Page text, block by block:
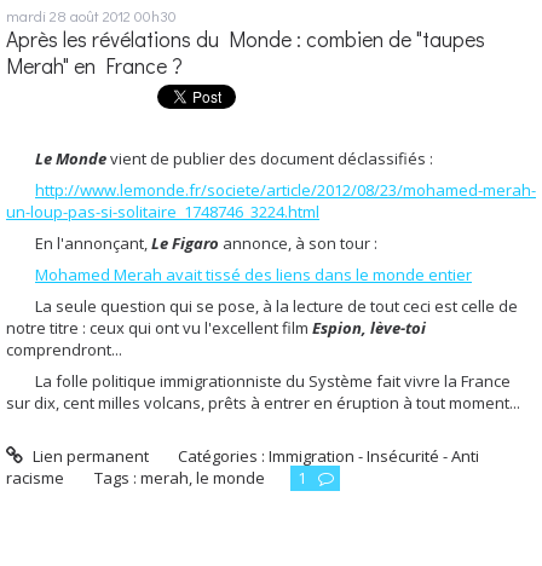
mardi 28 août 2012 00h30
Après les révélations du Monde : combien de "taupes
Merah" en France ?
Le Mondevient de publier des document déclassifiés :
http://www.lemonde.fr/societe/article/2012/08/23/mohamed-merah-
un-loup-pas-si-solitaire_1748746_3224.html
En l'annonçant,Le Figaro annonce, à son tour :
Mohamed Merah avait tissé des liens dans le monde entier
La seule question qui se pose, à la lecture de tout ceci est celle de
notre titre : ceux qui ont vu l'excellent film Espion, lève-toi
comprendront...
La folle politique immigrationniste du Système fait vivre la France
sur dix, cent milles volcans, prêts à entrer en éruption à tout moment...
Lien permanent Catégories :Immigration - Insécurité - Anti
racisme
Tags : merah le monde 1